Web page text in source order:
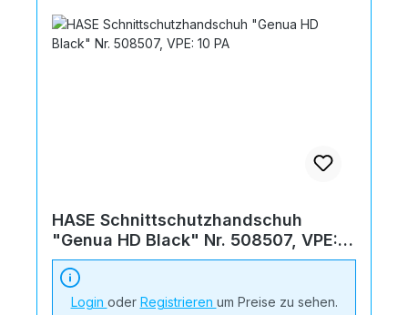
HASE Schnittschutzhandschuh
"Genua HD Black" Nr. 508507, VPE:
10 PA
Login oder Registrieren um Preise zu sehen.